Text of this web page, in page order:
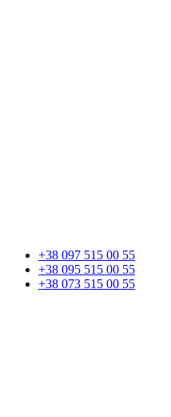
+38 097 515 00 55
+38 095 515 00 55
+38 073 515 00 55